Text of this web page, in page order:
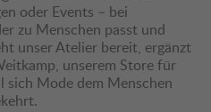
oder Events – bei
zu Menschen passt und
unser Atelier bereit, ergänzt
unserem Store für
sich Mode dem Menschen